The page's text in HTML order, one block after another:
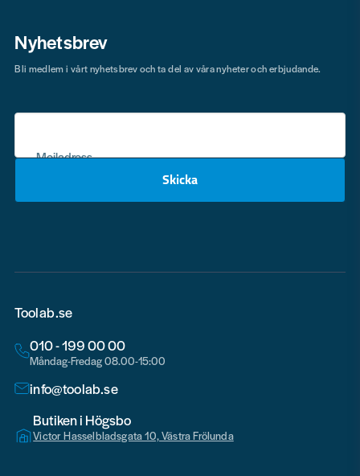
Nyhetsbrev
Mejladress
Skicka
Bli medlem i vårt nyhetsbrev och ta del av våra nyheter och erbjudande.
Toolab.se
010 - 199 00 00
Måndag-Fredag 08.00-15:00
info@toolab.se
Butiken i Högsbo
Victor Hasselbladsgata 10, Västra Frölunda